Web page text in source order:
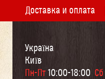
Доставка и оплата
Україна
Київ
Пн-Пт 10:00-18:00 Сб